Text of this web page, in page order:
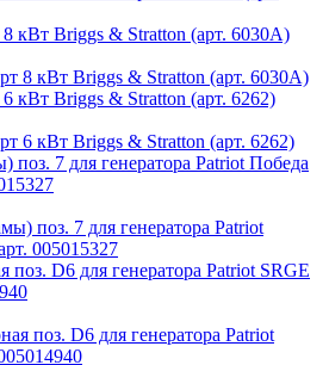
кВт Briggs & Stratton (арт. 6030A)
кВт Briggs & Stratton (арт. 6262)
поз. 7 для генератора Patriot Победа
D6 для генератора Patriot SRGE